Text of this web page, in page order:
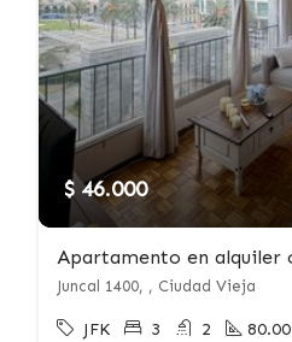
$ 46.000
Juncal 1400, , Ciudad Vieja
JFK 3 2 80.00